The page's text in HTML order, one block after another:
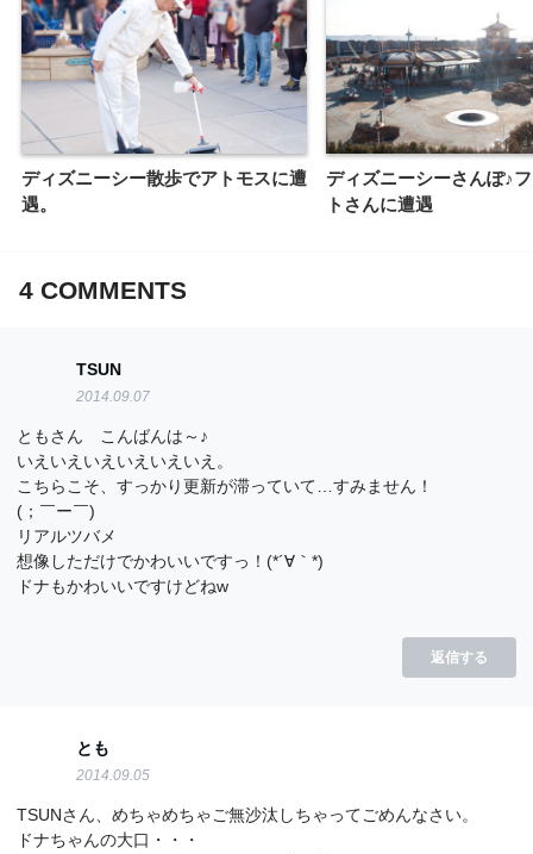
ディズニーシー散歩でアトモスに遭
遇。
ディズニーシーさんぽ♪
トさんに遭遇
4COMMENTS
TSUN
2014.09.07
ともさん こんばんは～♪
いえいえいえいえいえいえ。
こちらこそ、すっかり更新が滞っていて…すみません！
(；￣ー￣)ゞ
リアルツバメ
想像しただけでかわいいですっ！(*´∀｀*)
ドナもかわいいですけどねw
返信する
とも
2014.09.05
TSUNさん、めちゃめちゃご無沙汰しちゃってごめんなさい。
ドナちゃんの大口・・・